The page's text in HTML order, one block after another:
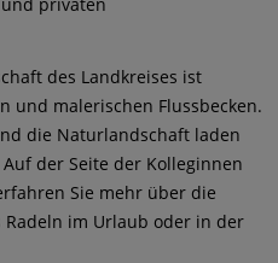
des Landkreises ist
und malerischen Flussbecken.
die Naturlandschaft laden
der Seite der Kolleginnen
Sie mehr über die
im Urlaub oder in der